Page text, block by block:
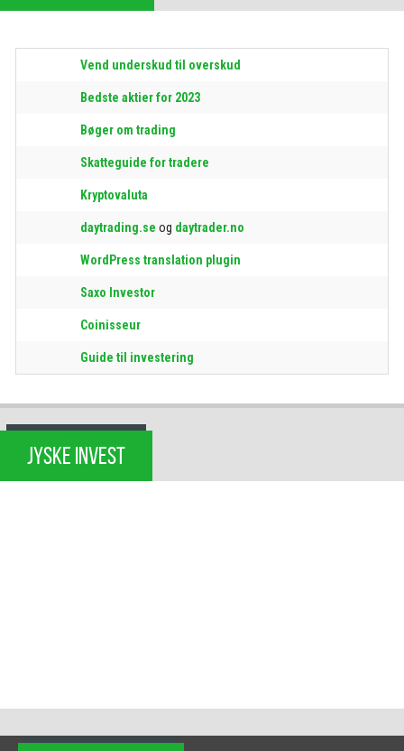
Vend underskud til overskud
Bedste aktier for 2023
Bøger om trading
Skatteguide for tradere
Kryptovaluta
daytrading.se og daytrader.no
WordPress translation plugin
Saxo Investor
Coinisseur
Guide til investering
JYSKE INVEST